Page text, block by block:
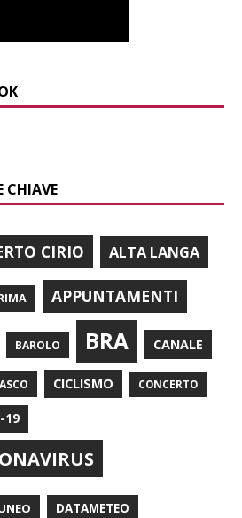
CHIAVE
CIRIO ALTA LANGA
APPUNTAMENTI
BAROLO BRA CANALE
CICLISMO CONCERTO
19
DATAMETEO